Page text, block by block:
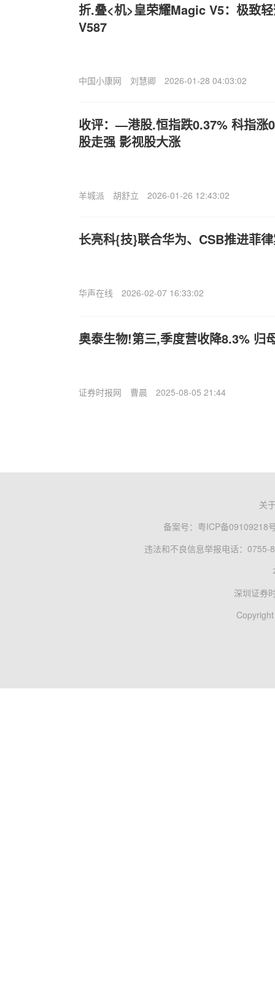
折.叠<机>皇荣耀Magic V5：极致
V587
中国小康网 刘慧卿 2026-01-28 04:03:02
收评：—港股.恒指跌0.37% 科指涨
股走强 影视股大涨
羊城派 胡舒立 2026-01-26 12:43:02
长亮科{技}联合华为、CSB推进菲
华声在线 2026-02-07 16:33:02
奥泰生物!第三,季度营收降8.3% 归
证券时报网 曹晨 2025-08-05 21:44
关
备案号： 粤ICP备09109218
违法和不良信息举报电话：0755-
深圳证券